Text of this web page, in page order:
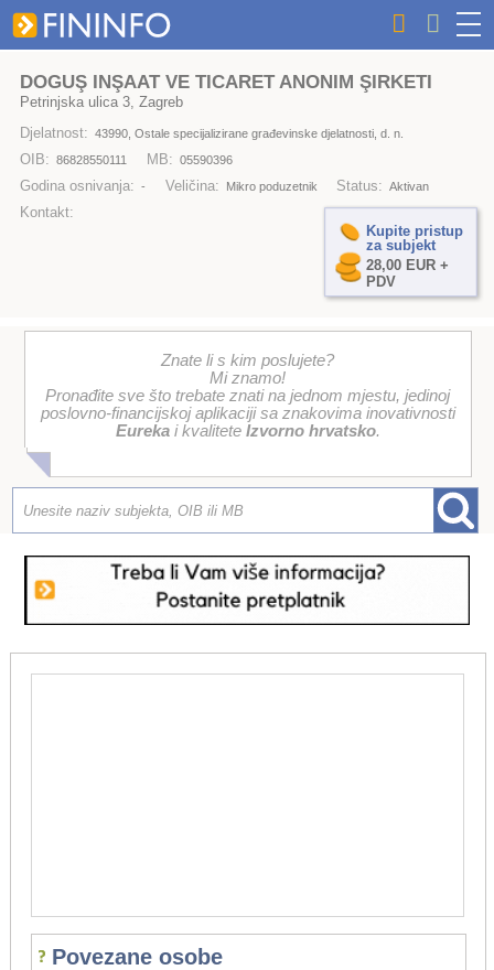
DOGUŞ INŞAAT VE TICARET ANONIM ŞIRKETI
Petrinjska ulica 3, Zagreb
Djelatnost: 43990, Ostale specijalizirane građevinske djelatnosti, d. n.
OIB: 86828550111 MB: 05590396
Godina osnivanja: - Veličina: Mikro poduzetnik Status: Aktivan
Kontakt:
Kupite pristup
za subjekt
28,00 EUR +
PDV
Znate li s kim poslujete?
Mi znamo!
Pronađite sve što trebate znati na jednom mjestu, jedinoj
poslovno-financijskoj aplikaciji sa znakovima inovativnosti
Eurekai kvalitete Izvorno hrvatsko.
Povezane osobe